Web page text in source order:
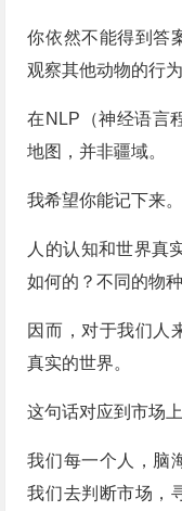
你依然不能得到答
观察其他动物的行
在NLP（神经语言
地图，并非疆域。
我希望你能记下来。
人的认知和世界真
如何的？不同的物
因而，对于我们人
真实的世界。
这句话对应到市场
我们每一个人，脑
我们去判断市场，